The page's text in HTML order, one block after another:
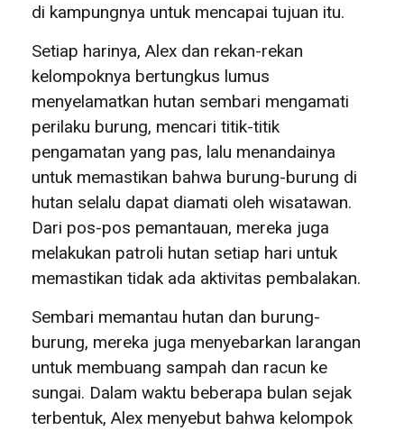
di kampungnya untuk mencapai tujuan itu.
Setiap harinya, Alex dan rekan-rekan
kelompoknya bertungkus lumus
menyelamatkan hutan sembari mengamati
perilaku burung, mencari titik-titik
pengamatan yang pas, lalu menandainya
untuk memastikan bahwa burung-burung di
hutan selalu dapat diamati oleh wisatawan.
Dari pos-pos pemantauan, mereka juga
melakukan patroli hutan setiap hari untuk
memastikan tidak ada aktivitas pembalakan.
Sembari memantau hutan dan burung-
burung, mereka juga menyebarkan larangan
untuk membuang sampah dan racun ke
sungai. Dalam waktu beberapa bulan sejak
terbentuk, Alex menyebut bahwa kelompok